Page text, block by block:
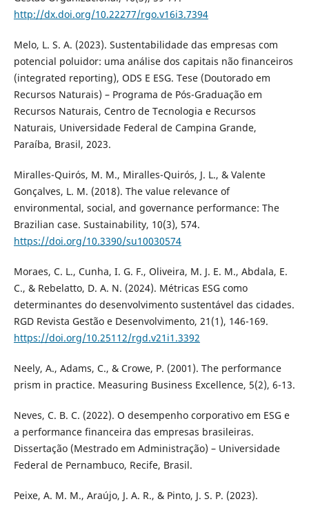
http://dx.doi.org/10.22277/rgo.v16i3.7394
Melo, L. S. A. (2023). Sustentabilidade das empresas com
potencial poluidor: uma análise dos capitais não financeiros
(integrated reporting), ODS E ESG. Tese (Doutorado em
Recursos Naturais) – Programa de Pós-Graduação em
Recursos Naturais, Centro de Tecnologia e Recursos
Naturais, Universidade Federal de Campina Grande,
Paraíba, Brasil, 2023.
Miralles-Quirós, M. M., Miralles-Quirós, J. L., & Valente
Gonçalves, L. M. (2018). The value relevance of
environmental, social, and governance performance: The
Brazilian case. Sustainability, 10(3), 574.
https://doi.org/10.3390/su10030574
Moraes, C. L., Cunha, I. G. F., Oliveira, M. J. E. M., Abdala, E.
C., & Rebelatto, D. A. N. (2024). Métricas ESG como
determinantes do desenvolvimento sustentável das cidades.
RGD Revista Gestão e Desenvolvimento, 21(1), 146-169.
https://doi.org/10.25112/rgd.v21i1.3392
Neely, A., Adams, C., & Crowe, P. (2001). The performance
prism in practice. Measuring Business Excellence, 5(2), 6-13.
Neves, C. B. C. (2022). O desempenho corporativo em ESG e
a performance financeira das empresas brasileiras.
Dissertação (Mestrado em Administração) – Universidade
Federal de Pernambuco, Recife, Brasil.
Peixe, A. M. M., Araújo, J. A. R., & Pinto, J. S. P. (2023).